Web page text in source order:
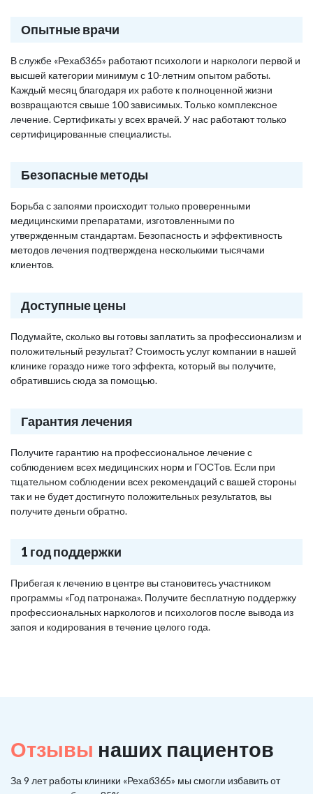
Опытные врачи
В службе «Рехаб365» работают психологи и наркологи первой и
высшей категории минимум с 10-летним опытом работы.
Каждый месяц благодаря их работе к полноценной жизни
возвращаются свыше 100 зависимых. Только комплексное
лечение. Сертификаты у всех врачей. У нас работают только
сертифицированные специалисты.
Безопасные методы
Борьба с запоями происходит только проверенными
медицинскими препаратами, изготовленными по
утвержденным стандартам. Безопасность и эффективность
методов лечения подтверждена несколькими тысячами
клиентов.
Доступные цены
Подумайте, сколько вы готовы заплатить за профессионализм и
положительный результат? Стоимость услуг компании в нашей
клинике гораздо ниже того эффекта, который вы получите,
обратившись сюда за помощью.
Гарантия лечения
Получите гарантию на профессиональное лечение с
соблюдением всех медицинских норм и ГОСТов. Если при
тщательном соблюдении всех рекомендаций с вашей стороны
так и не будет достигнуто положительных результатов, вы
получите деньги обратно.
1 год поддержки
Прибегая к лечению в центре вы становитесь участником
программы «Год патронажа». Получите бесплатную поддержку
профессиональных наркологов и психологов после вывода из
запоя и кодирования в течение целого года.
Отзывы наших пациентов
За 9 лет работы клиники «Рехаб365» мы смогли избавить от